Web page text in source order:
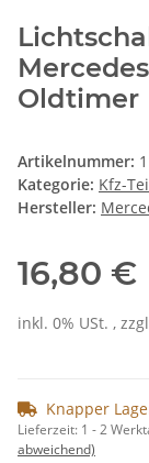
Oldtimer
Artikelnummer:
Kategorie: Kfz-
Hersteller:
16,80 €
inkl. 0% USt. ,
Knapper
Lieferzeit: 1 - 2
abweichend)